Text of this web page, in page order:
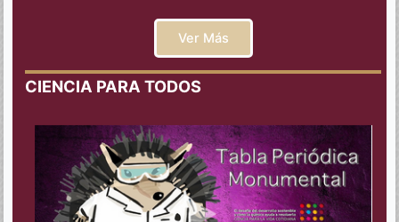
Ver Más
CIENCIA PARA TODOS